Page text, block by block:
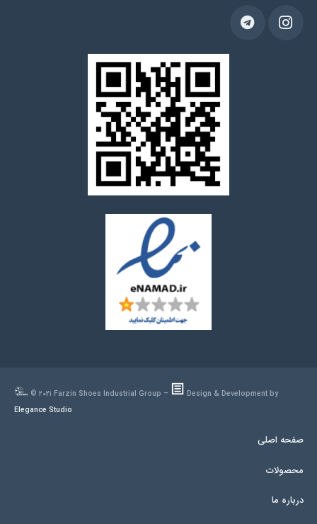
© ۲۰۲۱ Farzin Shoes Industrial Group –
Design & Development by
Elegance Studio
صفحه اصلی
محصولات
درباره ما